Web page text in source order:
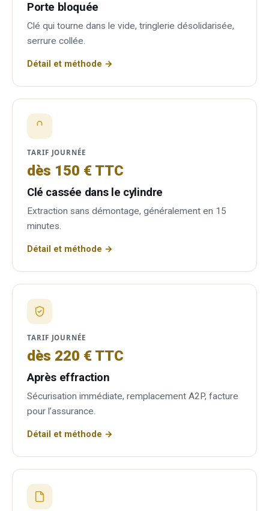
Porte bloquée
Clé qui tourne dans le vide, tringlerie désolidarisée,
serrure collée.
Détail et méthode →
TARIF JOURNÉE
dès 150 € TTC
Clé cassée dans le cylindre
Extraction sans démontage, généralement en 15
minutes.
Détail et méthode →
TARIF JOURNÉE
dès 220 € TTC
Après effraction
Sécurisation immédiate, remplacement A2P, facture
pour l’assurance.
Détail et méthode →